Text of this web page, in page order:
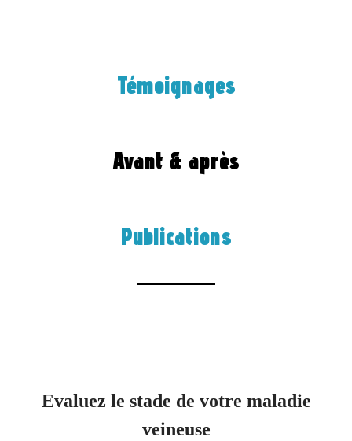
Témoignages
Avant & après
Publications
Evaluez le stade de votre maladie
veineuse